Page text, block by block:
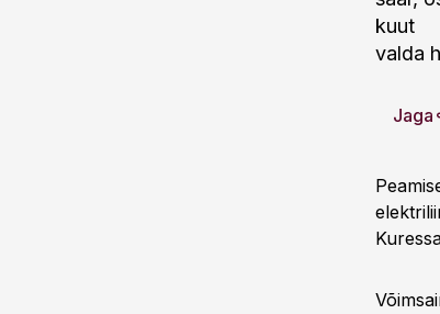
kuut
valda
Jaga